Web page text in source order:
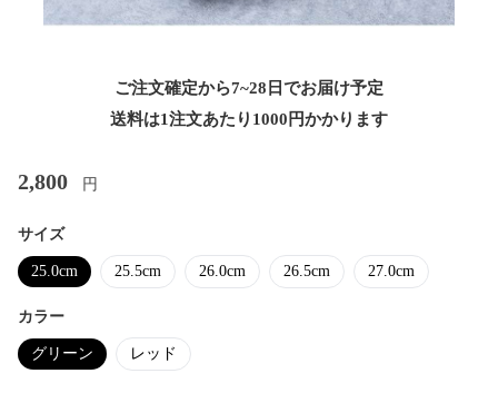
ご注文確定から7~28日でお届け予定
送料は1注文あたり 1000 円かかります
2,800 円
サイズ
25.0cm 25.5cm 26.0cm 26.5cm 27.0cm
カラー
グリーン レッド